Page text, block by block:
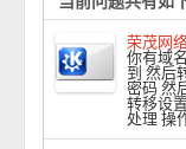
荣茂网
你有域
到 然后
密码 然
转移设
处理 操